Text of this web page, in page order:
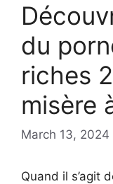
du
riches
misère
March 13, 2024
Quand il s’agit